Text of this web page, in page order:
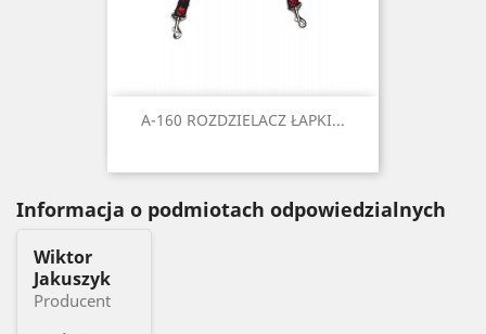
A-160 ROZDZIELACZ ŁAPKI...
Informacja o podmiotach odpowiedzialnych
Wiktor
Jakuszyk
Producent